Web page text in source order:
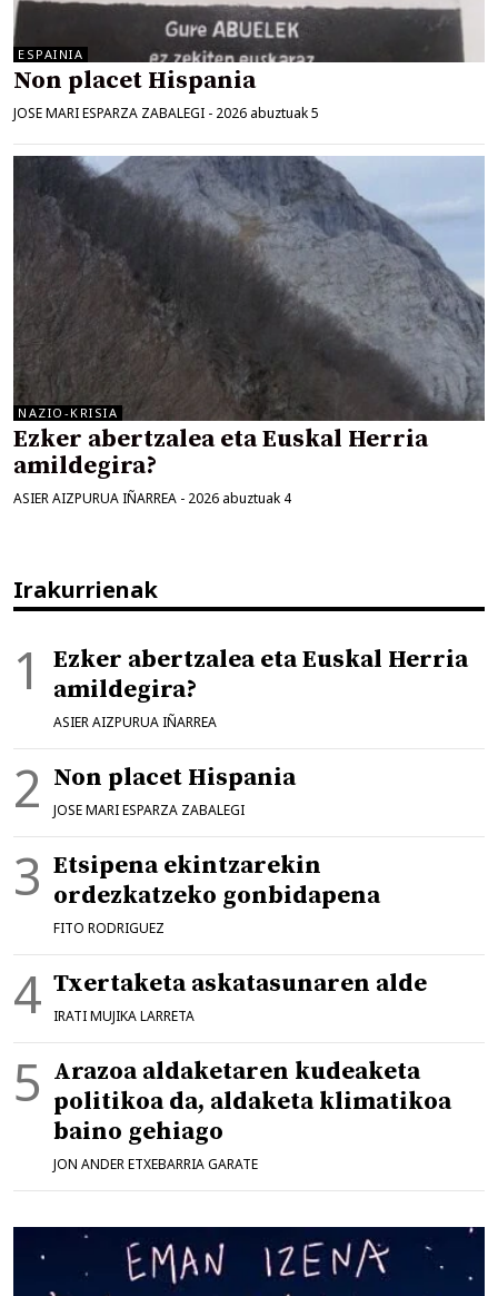
ESPAINIA
Non placet Hispania
JOSE MARI ESPARZA ZABALEGI - 2026 abuztuak 5
NAZIO-KRISIA
Ezker abertzalea eta Euskal Herria
amildegira?
ASIER AIZPURUA IÑARREA - 2026 abuztuak 4
Irakurrienak
Ezker abertzalea eta Euskal Herria
amildegira?
ASIER AIZPURUA IÑARREA
Non placet Hispania
JOSE MARI ESPARZA ZABALEGI
Etsipena ekintzarekin
ordezkatzeko gonbidapena
FITO RODRIGUEZ
Txertaketa askatasunaren alde
IRATI MUJIKA LARRETA
Arazoa aldaketaren kudeaketa
politikoa da, aldaketa klimatikoa
baino gehiago
JON ANDER ETXEBARRIA GARATE